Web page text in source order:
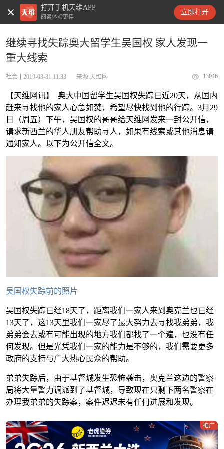
打开手机天维APP
阅读体验更佳
立即打开
天维新闻
继续寻找失踪奥大留学生吴国权 家人发现一
重大线索
社会 2019-03-31 11:33 来源:天维网 13046
【天维网讯】 奥大中国留学生吴国权失踪已近20天，从国内
赶来寻找他的家人心急如焚，希望尽快找到他的行踪。3月29
日（周五）下午，吴国权的哥哥给天维网发来一封公开信，
请求新西兰的华人朋友帮助寻人，如果有线索或其他消息请
通知家人。以下为公开信全文。
吴国权失踪前的照片
吴国权失踪已经18天了，距离我们一家人来到奥克兰也已经
13天了，这13天里我们一家尽了最大努力去寻找我弟弟，我
弟弟会去或有可能出现的地方我们都找了一个遍，也没有任
何发现。但是光凭我们一家的能力是不够的，我们需要更多
政府的支持与广大热心民众的帮助。
弟弟失踪后，由于基督城发生恐怖袭击，奥克兰这边的警察
局将大量警力调派到了基督城，导致现在只剩下两名警察在
办理我弟弟的失踪案，案件迟迟未有任何进展和发现。
推广